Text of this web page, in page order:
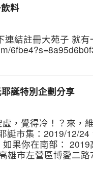
料
結註冊大苑子 就
誕特別企劃分享
，覺得冷！？來，
誕市集：2019/12/
果你在南部：
雄市左營區博愛二